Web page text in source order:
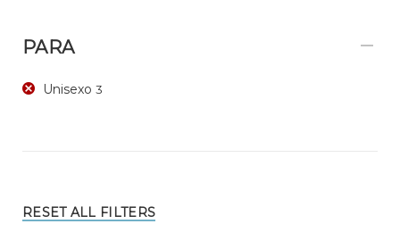
PARA
Unisexo 3
RESET ALL FILTERS